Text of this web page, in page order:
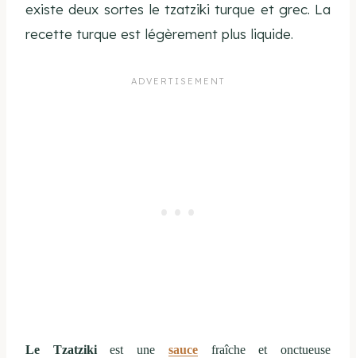
existe deux sortes le tzatziki turque et grec. La
recette turque est légèrement plus liquide.
Le Tzatzikiest une saucefraîche et onctueuse